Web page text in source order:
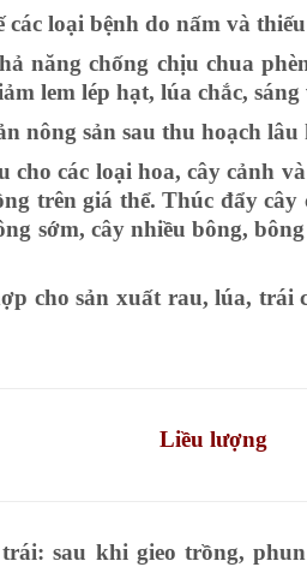
các loại bệnh do nấm và
năng chống chịu chua
lem lép hạt, lúa chắc,
nông sản sau thu hoạch lâu
cho các loại hoa, cây cảnh
trên giá thể. Thúc đẩy
sớm, cây nhiều bông,
cho sản xuất rau, lúa, trái
Liều lượng
sau khi gieo trồng,